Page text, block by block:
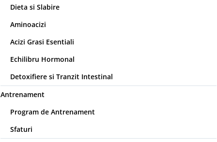
Dieta si Slabire
Aminoacizi
Acizi Grasi Esentiali
Echilibru Hormonal
Detoxifiere si Tranzit Intestinal
Antrenament
Program de Antrenament
Sfaturi